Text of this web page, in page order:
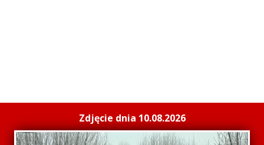
Zdjęcie dnia 10.08.2026